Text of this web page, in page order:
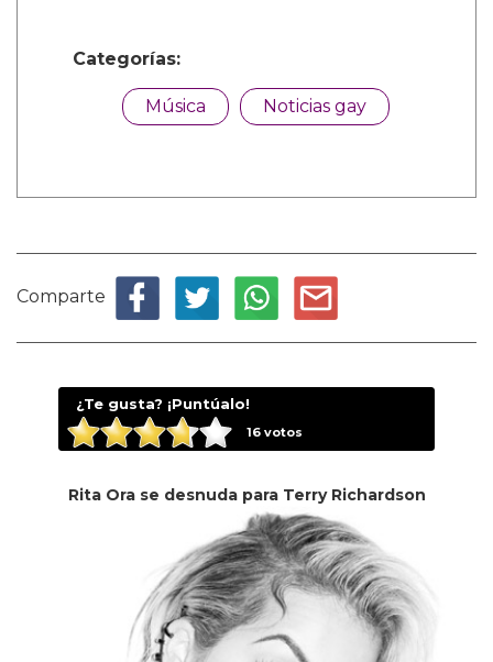
Categorías:
Música Noticias gay
Comparte
¿Te gusta? ¡Puntúalo!
16votos
Rita Ora se desnuda para Terry Richardson